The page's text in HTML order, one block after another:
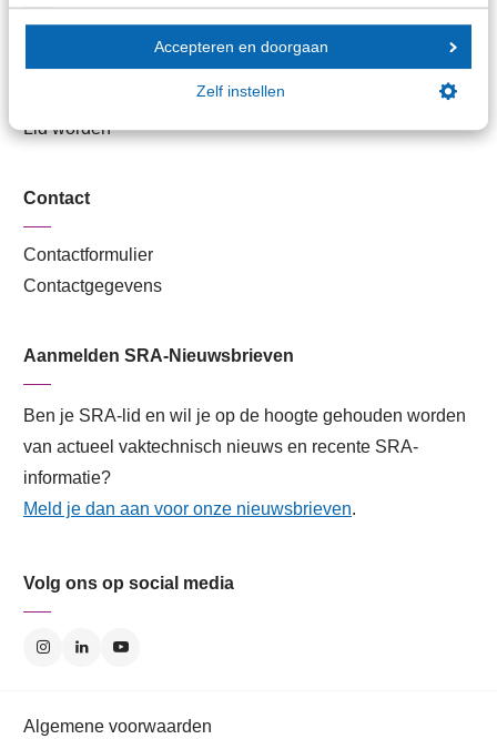
Accepteren en doorgaan
Zelf instellen
SRA-gecertificeerd
Lid worden
Contact
Contactformulier
Contactgegevens
Aanmelden SRA-Nieuwsbrieven
Ben je SRA-lid en wil je op de hoogte gehouden worden
van actueel vaktechnisch nieuws en recente SRA-
informatie?
Meld je dan aan voor onze nieuwsbrieven.
Volg ons op social media
Algemene voorwaarden